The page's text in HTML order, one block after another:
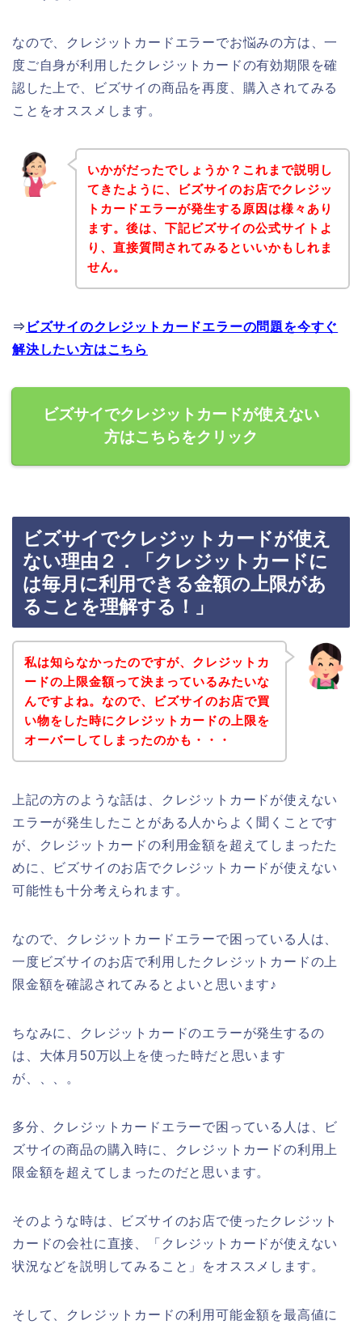
なので、クレジットカードエラーでお悩みの方は、一
度ご自身が利用したクレジットカードの有効期限を確
認した上で、ビズサイの商品を再度、購入されてみる
ことをオススメします。
いかがだったでしょうか？これまで説明し
てきたように、ビズサイのお店でクレジッ
トカードエラーが発生する原因は様々あり
ます。後は、下記ビズサイの公式サイトよ
り、直接質問されてみるといいかもしれま
せん。
⇒ ビズサイのクレジットカードエラーの問題を今すぐ
解決したい方はこちら
ビズサイでクレジットカードが使えない
方はこちらをクリック
ビズサイでクレジットカードが使え
ない理由２．「クレジットカードに
は毎月に利用できる金額の上限があ
ることを理解する！」
私は知らなかったのですが、クレジットカ
ードの上限金額って決まっているみたいな
んですよね。なので、ビズサイのお店で買
い物をした時にクレジットカードの上限を
オーバーしてしまったのかも・・・
上記の方のような話は、クレジットカードが使えない
エラーが発生したことがある人からよく聞くことです
が、クレジットカードの利用金額を超えてしまったた
めに、ビズサイのお店でクレジットカードが使えない
可能性も十分考えられます。
なので、クレジットカードエラーで困っている人は、
一度ビズサイのお店で利用したクレジットカードの上
限金額を確認されてみるとよいと思います♪
ちなみに、クレジットカードのエラーが発生するの
は、大体月50万以上を使った時だと思います
が、、、。
多分、クレジットカードエラーで困っている人は、ビ
ズサイの商品の購入時に、クレジットカードの利用上
限金額を超えてしまったのだと思います。
そのような時は、ビズサイのお店で使ったクレジット
カードの会社に直接、「クレジットカードが使えない
状況などを説明してみること」をオススメします。
そして、クレジットカードの利用可能金額を最高値に